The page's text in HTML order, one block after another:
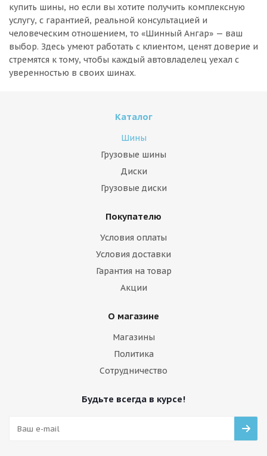
купить шины, но если вы хотите получить комплексную
услугу, с гарантией, реальной консультацией и
человеческим отношением, то «Шинный Ангар» — ваш
выбор. Здесь умеют работать с клиентом, ценят доверие и
стремятся к тому, чтобы каждый автовладелец уехал с
уверенностью в своих шинах.
Каталог
Шины
Грузовые шины
Диски
Грузовые диски
Покупателю
Условия оплаты
Условия доставки
Гарантия на товар
Акции
О магазине
Магазины
Политика
Сотрудничество
Будьте всегда в курсе!